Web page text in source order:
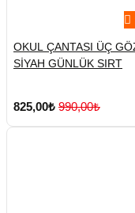
OKUL ÇANTASI ÜÇ
SİYAH GÜNLÜK SIRT
825,00₺ 990,00₺